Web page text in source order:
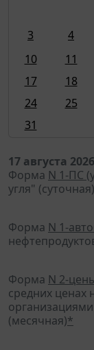
3
4
10
11
17
18
24
25
31
17 августа 2026
Форма N 1-ПС
угля" (суточная)
Форма N 1-
Форма N 2-
средних
(месячная)*